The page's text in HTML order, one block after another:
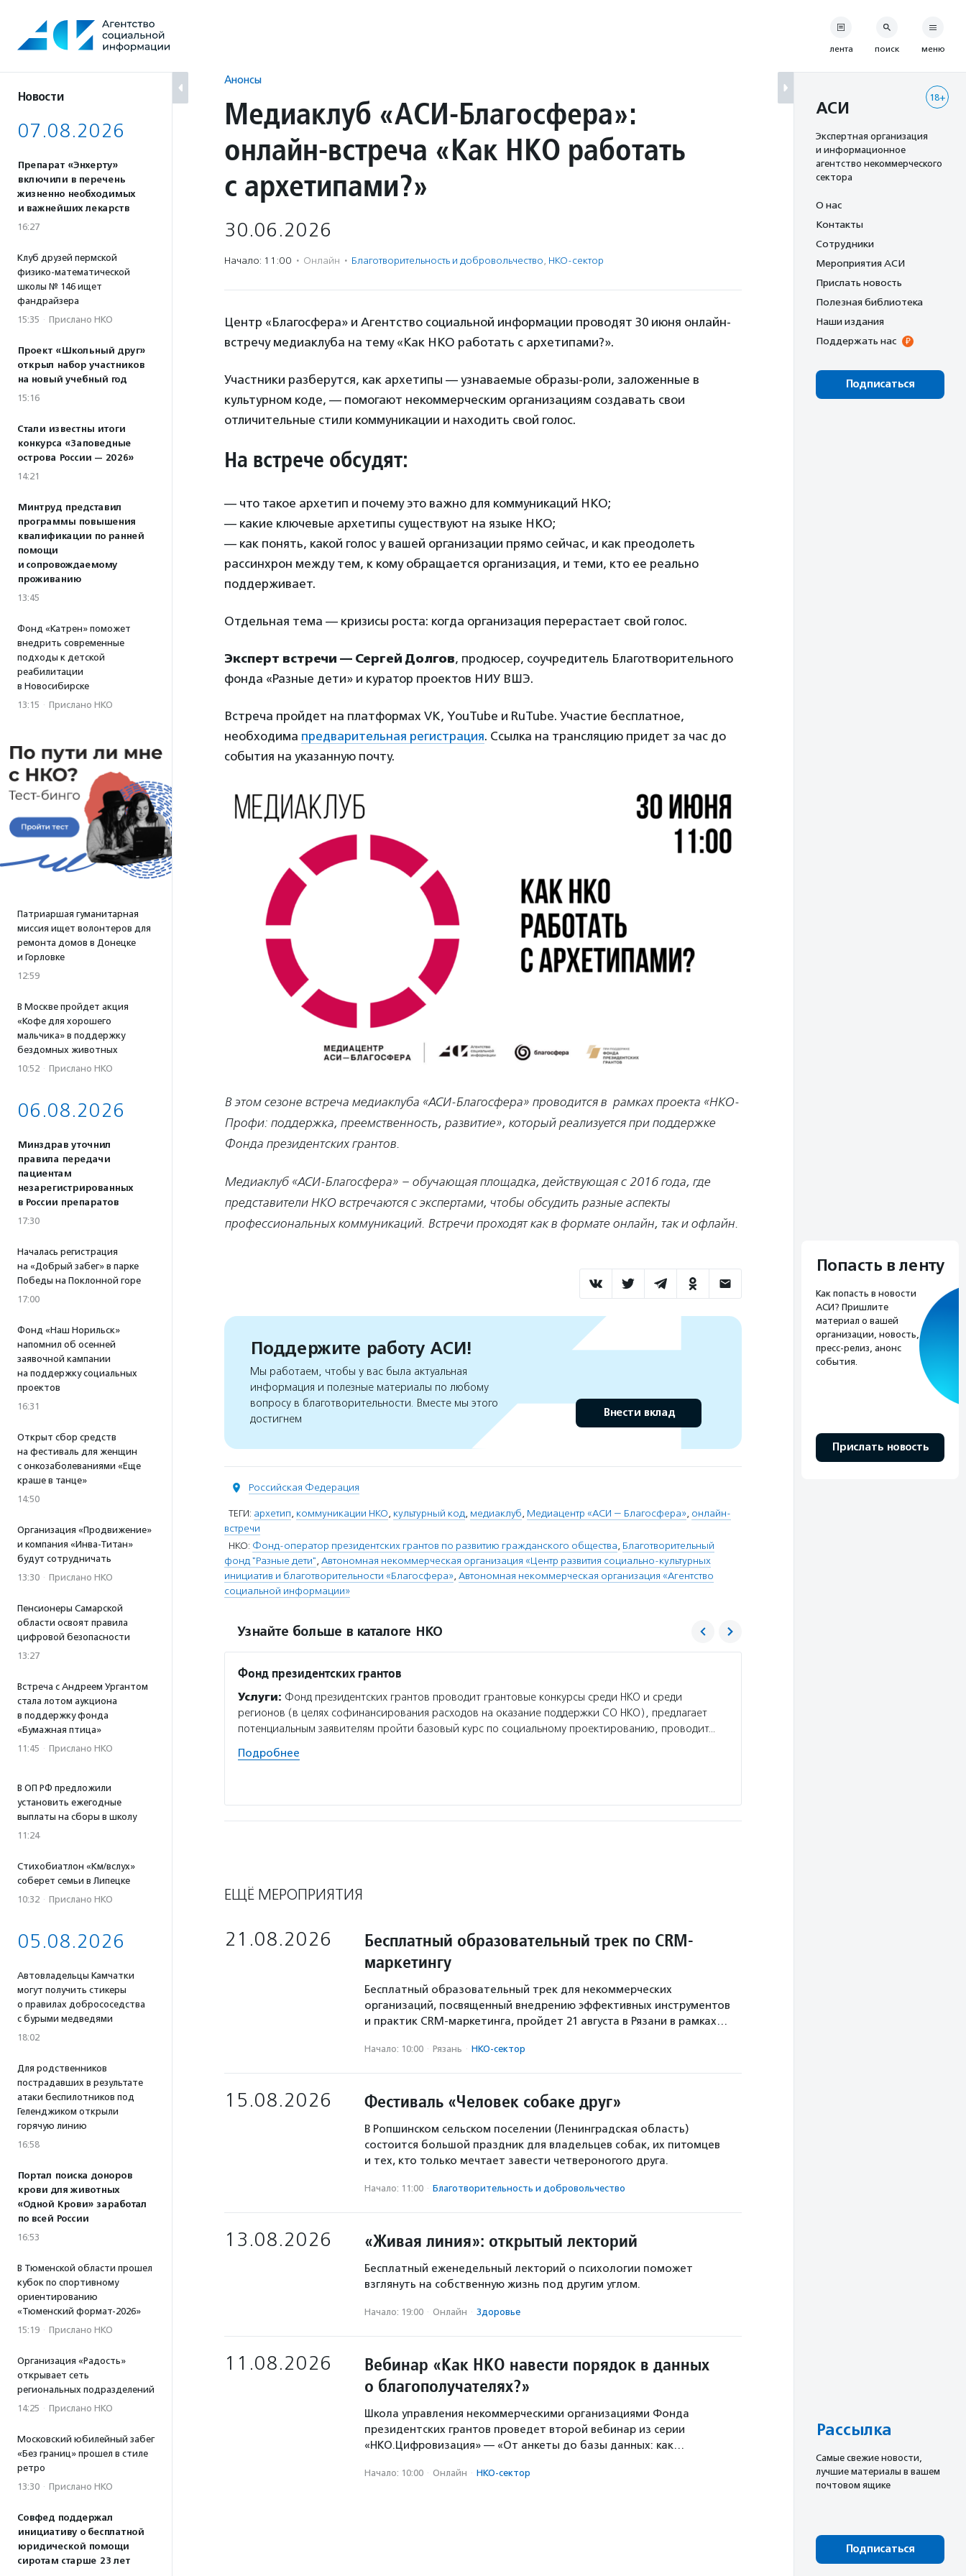
содержанию
Новости
07.08.2026
Препарат «Энхерту»
включили в перечень
жизненно необходимых
и важнейших лекарств
16:27
Клуб друзей пермской
физико-математической
школы № 146 ищет
фандрайзера
15:35 · Прислано НКО
Проект «Школьный друг»
открыл набор участников
на новый учебный год
15:16
Стали известны итоги
конкурса «Заповедные
острова России — 2026»
14:21
Минтруд представил
программы повышения
квалификации по ранней
помощи
и сопровождаемому
проживанию
13:45
Фонд «Катрен» поможет
внедрить современные
подходы к детской
реабилитации
в Новосибирске
13:15 · Прислано НКО
Патриаршая гуманитарная
миссия ищет волонтеров для
ремонта домов в Донецке
и Горловке
12:59
В Москве пройдет акция
«Кофе для хорошего
мальчика» в поддержку
бездомных животных
10:52 · Прислано НКО
06.08.2026
Минздрав уточнил
правила передачи
пациентам
незарегистрированных
в России препаратов
17:30
Началась регистрация
на «Добрый забег» в парке
Победы на Поклонной горе
17:00
Фонд «Наш Норильск»
напомнил об осенней
заявочной кампании
на поддержку социальных
проектов
16:31
Открыт сбор средств
на фестиваль для женщин
с онкозаболеваниями «Еще
краше в танце»
14:50
Организация «Продвижение»
и компания «Инва-Титан»
будут сотрудничать
13:30 · Прислано НКО
Пенсионеры Самарской
области освоят правила
цифровой безопасности
13:27
Встреча с Андреем Ургантом
стала лотом аукциона
в поддержку фонда
«Бумажная птица»
11:45 · Прислано НКО
В ОП РФ предложили
установить ежегодные
выплаты на сборы в школу
11:24
Стихобиатлон «Км/вслух»
соберет семьи в Липецке
10:32 · Прислано НКО
05.08.2026
Автовладельцы Камчатки
могут получить стикеры
о правилах добрососедства
с бурыми медведями
18:02
Для родственников
пострадавших в результате
атаки беспилотников под
Геленджиком открыли
горячую линию
16:58
Портал поиска доноров
крови для животных
«Одной Крови» заработал
по всей России
16:53
В Тюменской области прошел
кубок по спортивному
ориентированию
«Тюменский формат-2026»
15:19 · Прислано НКО
Организация «Радость»
открывает сеть
региональных подразделений
14:25 · Прислано НКО
Московский юбилейный забег
«Без границ» прошел в стиле
ретро
13:30 · Прислано НКО
Совфед поддержал
инициативу о бесплатной
юридической помощи
сиротам старше 23 лет
Анонсы
Медиаклуб «АСИ-Благосфера»:
онлайн-встреча «Как НКО работать
с архетипами?»
30.06.2026
Начало: 11:00 · Онлайн · Благотвори­тель­ность и доброволь­чест­во, НКО-сектор
Центр «Благосфера» и Агентство социальной информации проводят 30 июня онлайн-
встречу медиаклуба на тему «Как НКО работать с архетипами?».
Участники разберутся, как архетипы — узнаваемые образы-роли, заложенные в
культурном коде, — помогают некоммерческим организациям создавать свои
отличительные стили коммуникации и находить свой голос.
На встрече обсудят:
— что такое архетип и почему это важно для коммуникаций НКО;
— какие ключевые архетипы существуют на языке НКО;
— как понять, какой голос у вашей организации прямо сейчас, и как преодолеть
рассинхрон между тем, к кому обращается организация, и теми, кто ее реально
поддерживает.
Отдельная тема — кризисы роста: когда организация перерастает свой голос.
Эксперт встречи — Сергей Долгов, продюсер, соучредитель Благотворительного
фонда «Разные дети» и куратор проектов НИУ ВШЭ.
Встреча пройдет на платформах VK, YouTube и RuTube. Участие бесплатное,
необходима предварительная регистрация. Ссылка на трансляцию придет за час до
события на указанную почту.
В этом сезоне встреча медиаклуба «АСИ-Благосфера» проводится в рамках проекта «НКО-
Профи: поддержка, преемственность, развитие», который реализуется при поддержке
Фонда президентских грантов.
Медиаклуб «АСИ-Благосфера» – обучающая площадка, действующая с 2016 года, где
представители НКО встречаются с экспертами, чтобы обсудить разные аспекты
профессиональных коммуникаций. Встречи проходят как в формате онлайн, так и офлайн.
Поддержите работу АСИ!
Мы работаем, чтобы у вас была актуальная
информация и полезные материалы по любому
вопросу в благотворительности. Вместе мы этого
достигнем
Внести вклад
Российская Федерация
ТЕГИ: архетип, коммуникации НКО, культурный код, медиаклуб, Медиацентр «АСИ — Благосфера», онлайн-
встречи
НКО: Фонд-оператор президентских грантов по развитию гражданского общества, Благотворительный
фонд "Разные дети", Автономная некоммерческая организация «Центр развития социально-культурных
инициатив и благотворительности «Благосфера», Автономная некоммерческая организация «Агентство
социальной информации»
Узнайте больше в каталоге НКО
Фонд президентских грантов
Услуги: Фонд президентских грантов проводит грантовые конкурсы среди НКО и среди
регионов (в целях софинансирования расходов на оказание поддержки СО НКО), предлагает
потенциальным заявителям пройти базовый курс по социальному проектированию, проводит…
Подробнее
ЕЩЁ МЕРОПРИЯТИЯ
21.08.2026
Бесплатный образовательный трек по CRM-
маркетингу
Бесплатный образовательный трек для некоммерческих
организаций, посвященный внедрению эффективных инструментов
и практик CRM-маркетинга, пройдет 21 августа в Рязани в рамках…
Начало: 10:00 · Рязань · НКО-сектор
15.08.2026 Фестиваль «Человек собаке друг»
В Ропшинском сельском поселении (Ленинградская область)
состоится большой праздник для владельцев собак, их питомцев
и тех, кто только мечтает завести четвероногого друга.
Начало: 11:00 · Благотвори­тель­ность и доброволь­чест­во
13.08.2026 «Живая линия»: открытый лекторий
Бесплатный еженедельный лекторий о психологии поможет
взглянуть на собственную жизнь под другим углом.
Начало: 19:00 · Онлайн · Здоровье
11.08.2026
Вебинар «Как НКО навести порядок в данных
о благополучателях?»
Школа управления некоммерческими организациями Фонда
президентских грантов проведет второй вебинар из серии
«НКО.Цифровизация» — «От анкеты до базы данных: как…
Начало: 10:00 · Онлайн · НКО-сектор
лента поиск меню
18+
АСИ
Экспертная организация
и информационное
агентство некоммерческого
сектора
О нас
Контакты
Сотрудники
Мероприятия АСИ
Прислать новость
Полезная библиотека
Наши издания
Поддержать нас
Подписаться
Попасть в ленту
Как попасть в новости
АСИ? Пришлите
материал о вашей
организации, новость,
пресс-релиз, анонс
события.
Прислать новость
Рассылка
Cамые свежие новости,
лучшие материалы в вашем
почтовом ящике
Подписаться